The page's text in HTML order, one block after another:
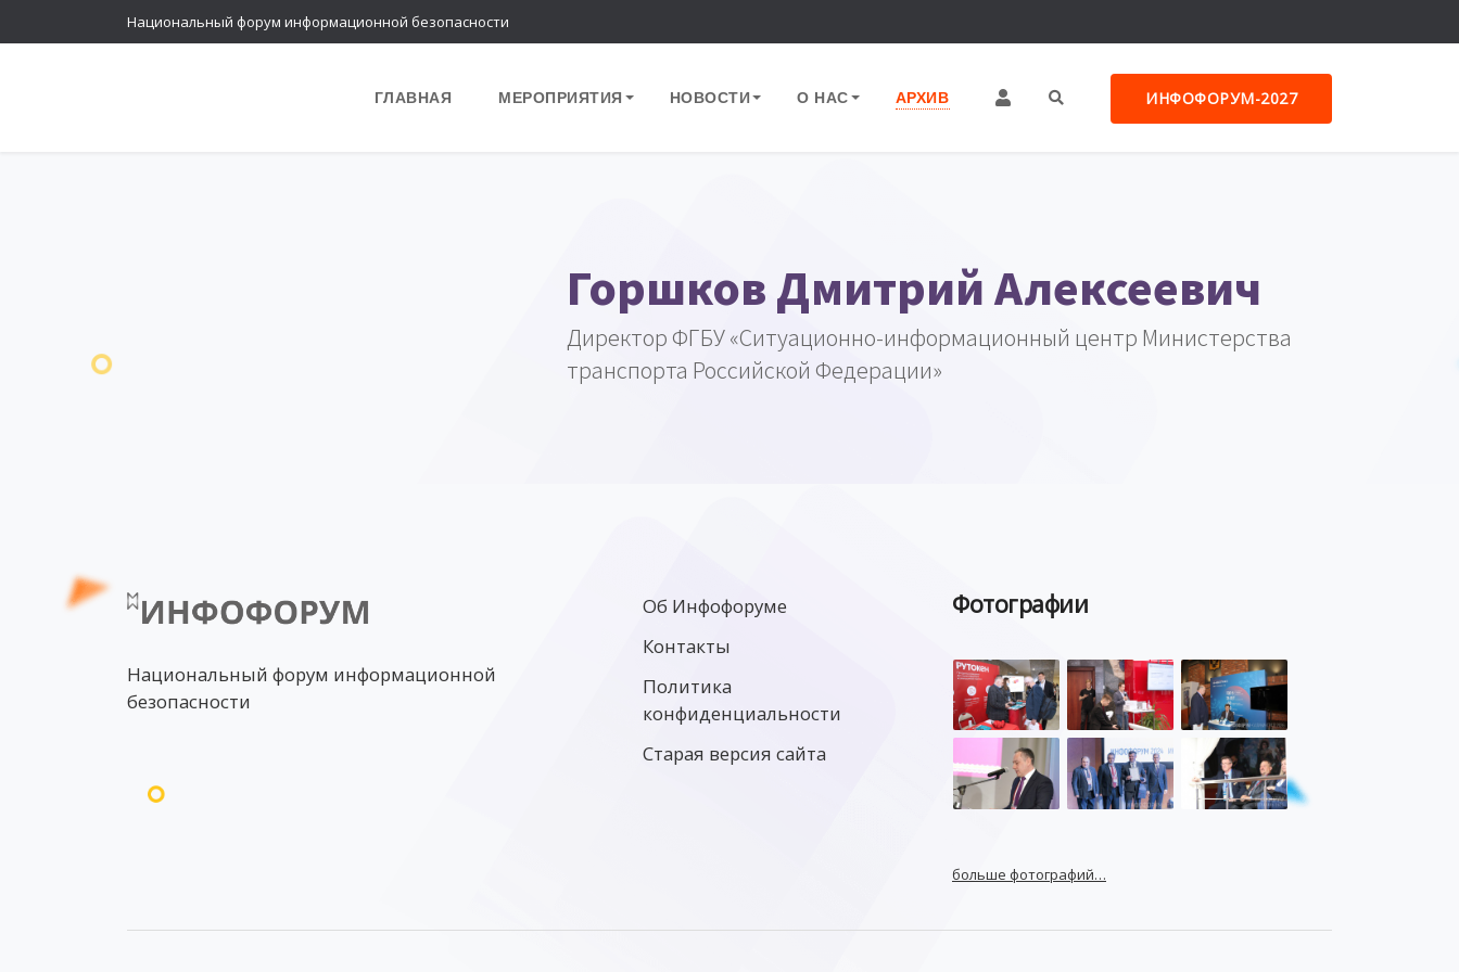
Национальный форум информационной безопасности
ГЛАВНАЯ МЕРОПРИЯТИЯ НОВОСТИ О НАС АРХИВ ИНФОФОРУМ-2027
Горшков Дмитрий Алексеевич
Директор ФГБУ «Ситуационно-информационный центр Министерства
транспорта Российской Федерации»
Национальный форум информационной
безопасности
Об Инфофоруме
Контакты
Политика
конфиденциальности
Старая версия сайта
Фотографии
больше фотографий…